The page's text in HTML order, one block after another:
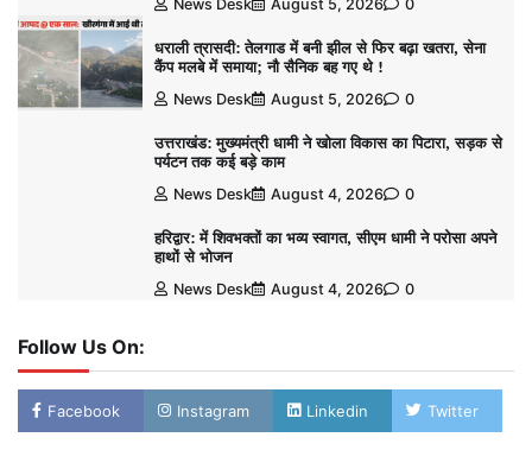
News Desk August 5, 2026 0
धराली त्रासदी: तेलगाड में बनी झील से फिर बढ़ा खतरा, सेना
कैंप मलबे में समाया; नौ सैनिक बह गए थे !
News Desk August 5, 2026 0
उत्तराखंड: मुख्यमंत्री धामी ने खोला विकास का पिटारा, सड़क से
पर्यटन तक कई बड़े काम
News Desk August 4, 2026 0
हरिद्वार: में शिवभक्तों का भव्य स्वागत, सीएम धामी ने परोसा अपने
हाथों से भोजन
News Desk August 4, 2026 0
Follow Us On:
Facebook Instagram Linkedin Twitter